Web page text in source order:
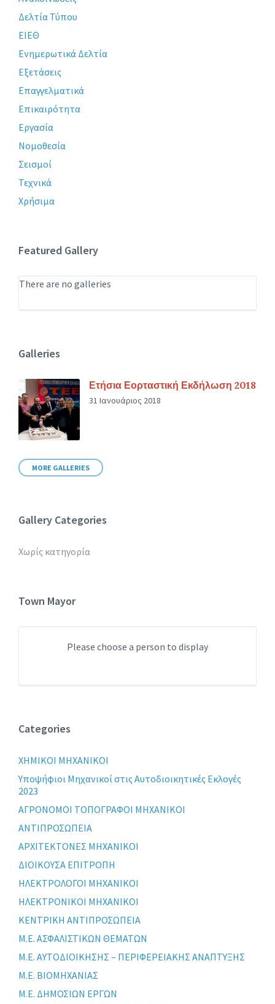
Δελτία Τύπου
ΕΙΕΘ
Ενημερωτικά Δελτία
Εξετάσεις
Επαγγελματικά
Επικαιρότητα
Εργασία
Νομοθεσία
Σεισμοί
Τεχνικά
Χρήσιμα
Featured Gallery
There are no galleries
Galleries
Ετήσια Εορταστική Εκδήλωση 2018
31 Ιανουάριος 2018
MORE GALLERIES
Gallery Categories
Χωρίς κατηγορία
Town Mayor
Please choose a person to display
Categories
XHMIKOI MHXANIKOI
Yποψήφιοι Μηχανικοί στις Αυτοδιοικητικές Εκλογές
2023
ΑΓΡΟΝΟΜΟΙ ΤΟΠΟΓΡΑΦΟΙ ΜΗΧΑΝΙΚΟΙ
ΑΝΤΙΠΡΟΣΩΠΕΙΑ
ΑΡΧΙΤΕΚΤΟΝΕΣ ΜΗΧΑΝΙΚΟΙ
ΔΙΟΙΚΟΥΣΑ ΕΠΙΤΡΟΠΗ
ΗΛΕΚΤΡΟΛΟΓΟΙ ΜΗΧΑΝΙΚΟΙ
ΗΛΕΚΤΡΟΝΙΚΟΙ ΜΗΧΑΝΙΚΟΙ
ΚΕΝΤΡΙΚΗ ΑΝΤΙΠΡΟΣΩΠΕΙΑ
Μ.Ε. ΑΣΦΑΛΙΣΤΙΚΩΝ ΘΕΜΑΤΩΝ
Μ.Ε. ΑΥΤΟΔΙΟΙΚΗΣΗΣ – ΠΕΡΙΦΕΡΕΙΑΚΗΣ ΑΝΑΠΤΥΞΗΣ
Μ.Ε. ΒΙΟΜΗΧΑΝΙΑΣ
Μ.Ε. ΔΗΜΟΣΙΩΝ ΕΡΓΩΝ